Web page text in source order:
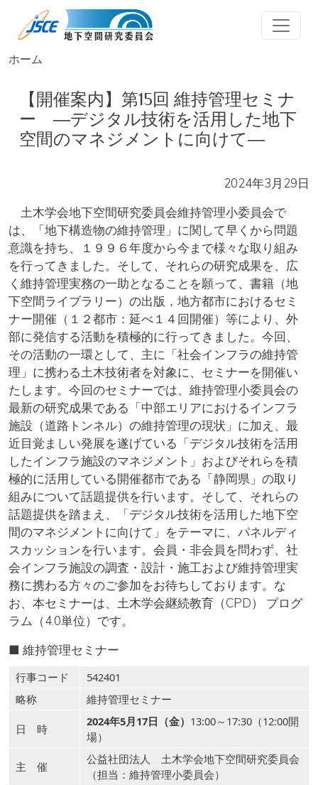
メインコンテンツに移動
ホーム
【開催案内】第15回 維持管理セミナ
ー ―デジタル技術を活用した地下
空間のマネジメントに向けて―
2024年3月29日
土木学会地下空間研究委員会維持管理小委員会で
は、「地下構造物の維持管理」に関して早くから問題
意識を持ち、１９９６年度から今まで様々な取り組み
を行ってきました。そして、それらの研究成果を、広
く維持管理実務の一助となることを願って、書籍（地
下空間ライブラリー）の出版，地方都市におけるセミ
ナー開催（１２都市：延べ１４回開催）等により、外
部に発信する活動を積極的に行ってきました。今回、
その活動の一環として、主に「社会インフラの維持管
理」に携わる土木技術者を対象に、セミナーを開催い
たします。今回のセミナーでは、維持管理小委員会の
最新の研究成果である「中部エリアにおけるインフラ
施設（道路トンネル）の維持管理の現状」に加え、最
近目覚ましい発展を遂げている「デジタル技術を活用
したインフラ施設のマネジメント」およびそれらを積
極的に活用している開催都市である「静岡県」の取り
組みについて話題提供を行います。そして、それらの
話題提供を踏まえ、「デジタル技術を活用した地下空
間のマネジメントに向けて」をテーマに、パネルディ
スカッションを行います。会員・非会員を問わず、社
会インフラ施設の調査・設計・施工および維持管理実
務に携わる方々のご参加をお待ちしております。な
お、本セミナーは、土木学会継続教育（CPD） プログ
ラム（4.0単位）です。
■ 維持管理セミナー
行事コード
542401
略称
維持管理セミナー
日 時
2024年5月17日（金） 13:00～17:30（12:00開
場）
主 催
公益社団法人 土木学会地下空間研究委員会
（担当：維持管理小委員会）